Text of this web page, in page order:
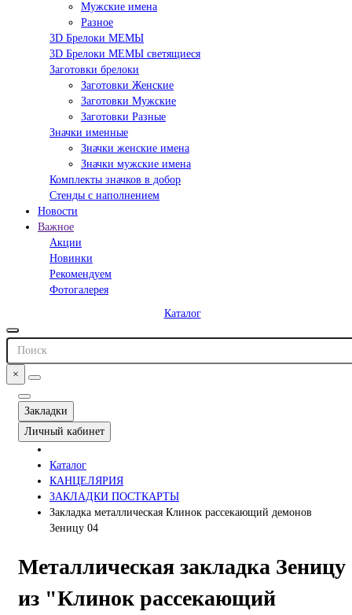
Мужские имена
Разное
3D Брелоки МЕМЫ
3D Брелоки МЕМЫ светящиеся
Заготовки брелоки
Заготовки Женские
Заготовки Мужские
Заготовки Разные
Значки именные
Значки женские имена
Значки мужские имена
Комплекты значков в добор
Стенды с наполнением
Новости
Важное
Акции
Новинки
Рекомендуем
Фотогалерея
Каталог
×
Закладки
Личный кабинет
Каталог
КАНЦЕЛЯРИЯ
ЗАКЛАДКИ ПОСТКАРТЫ
Закладка металлическая Клинок рассекающий демонов
Зеницу 04
Металлическая закладка Зеницу
из "Клинок рассекающий